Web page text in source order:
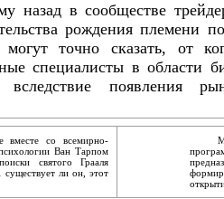
в сообществе
рождения племени
могут точно сказать, от
специалисты в области
вследствие появления
со всемирно-
Ван Тарпом
святого Грааля
ли он, этот